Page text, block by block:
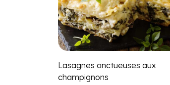
Lasagnes onctueuses aux
champignons